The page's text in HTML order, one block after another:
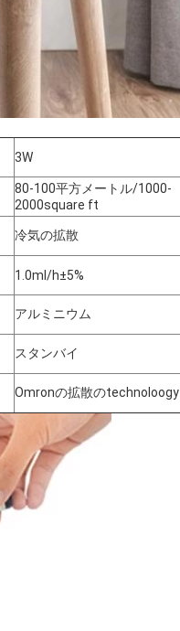
3W
80-100平方メートル/1000-
2000square ft
冷気の拡散
1.0ml/h±5%
アルミニウム
スタンバイ
Omronの拡散のtechnoloogy